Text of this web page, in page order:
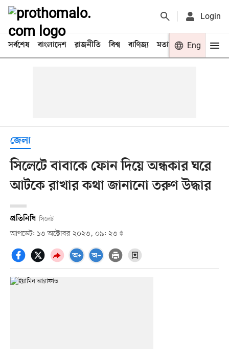
Login
সর্বশেষ বাংলাদেশ রাজনীতি বিশ্ব বাণিজ্য মতামত খেলা
Eng
জেলা
সিলেটে বাবাকে ফোন দিয়ে অন্ধকার ঘরে
আটকে রাখার কথা জানানো তরুণ উদ্ধার
প্রতিনিধি সিলেট
আপডেট: ১৩ অক্টোবর ২০২৩, ০৯: ২৩